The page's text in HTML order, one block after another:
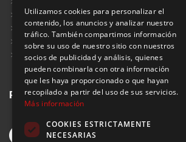
Política de Privacidad
Política de Cookies
Política de Privacidad Redes Sociales
Suscribirse al Newsletter
Redes sociales
Utilizamos cookies para personalizar el
contenido, los anuncios y analizar nuestro
tráfico. También compartimos información
sobre su uso de nuestro sitio con nuestros
socios de publicidad y análisis, quienes
pueden combinarla con otra información
que les haya proporcionado o que hayan
recopilado a partir del uso de sus servicios.
Más información
COOKIES ESTRICTAMENTE
NECESARIAS